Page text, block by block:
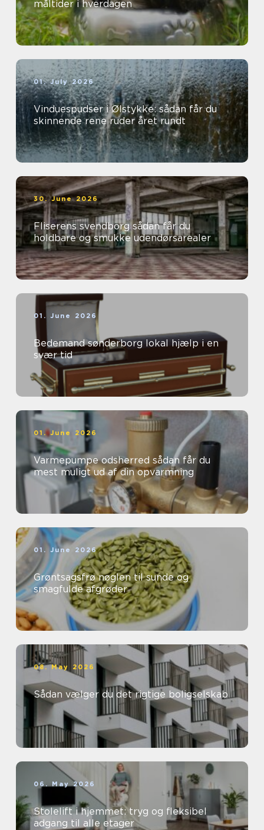
måltider i hverdagen
01. July 2026
Vinduespudser i Ølstykke: sådan får du
skinnende rene ruder året rundt
30. June 2026
Fliserens svendborg sådan får du
holdbare og smukke udendørsarealer
01. June 2026
Bedemand sønderborg lokal hjælp i en
svær tid
01. June 2026
Varmepumpe odsherred sådan får du
mest muligt ud af din opvarmning
01. June 2026
Grøntsagsfrø nøglen til sunde og
smagfulde afgrøder
08. May 2026
Sådan vælger du det rigtige boligselskab
06. May 2026
Stolelift i hjemmet: tryg og fleksibel
adgang til alle etager